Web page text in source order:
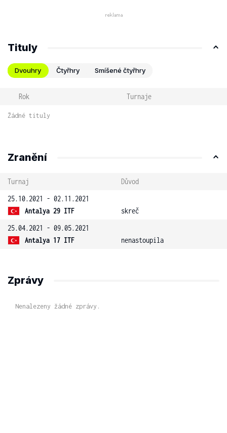
Tituly
Dvouhry Čtyřhry Smíšené čtyřhry
Rok Turnaje
Žádné tituly
Zranění
Turnaj
Důvod
25.10.2021 - 02.11.2021
Antalya 29 ITF
skreč
25.04.2021 - 09.05.2021
Antalya 17 ITF
nenastoupila
Zprávy
Nenalezeny žádné zprávy.